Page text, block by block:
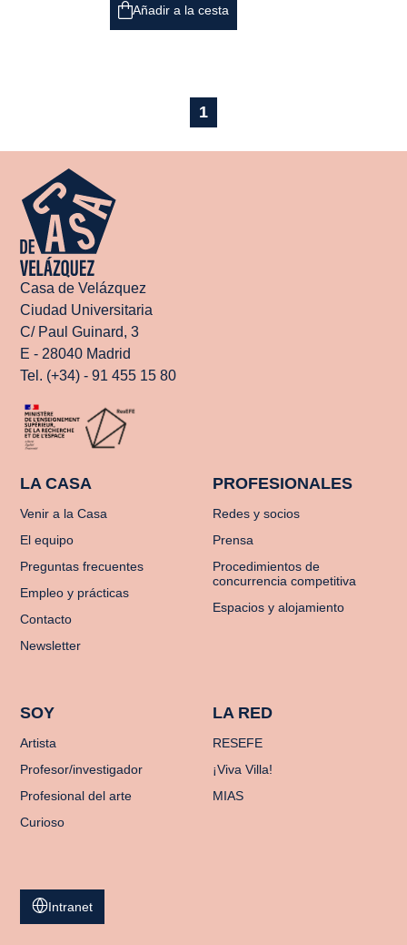
Añadir a la cesta
1
Casa de Velázquez
Ciudad Universitaria
C/ Paul Guinard, 3
E - 28040 Madrid
Tel. (+34) - 91 455 15 80
LA CASA
Venir a la Casa
El equipo
Preguntas frecuentes
Empleo y prácticas
Contacto
Newsletter
PROFESIONALES
Redes y socios
Prensa
Procedimientos de
concurrencia competitiva
Espacios y alojamiento
SOY
Artista
Profesor/investigador
Profesional del arte
Curioso
LA RED
RESEFE
¡Viva Villa!
MIAS
Intranet